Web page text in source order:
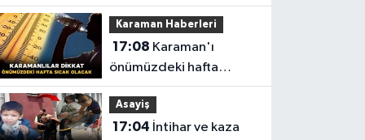
Hazırlanıyor
Karaman Haberleri
17:08
önümüzdeki hafta
sıcaklıklar esir aldı
Asayiş
17:04